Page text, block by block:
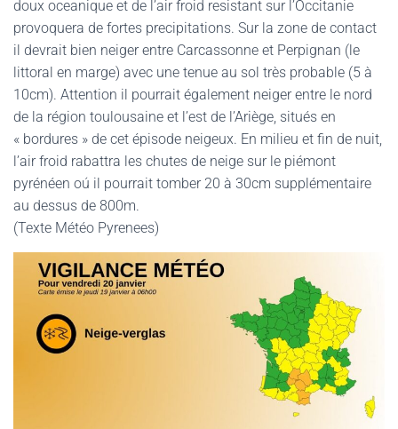
A
O
N
doux oceanique et de l’air froid resistant sur l’Occitanie
provoquera de fortes precipitations. Sur la zone de contact
il devrait bien neiger entre Carcassonne et Perpignan (le
littoral en marge) avec une tenue au sol très probable (5 à
10cm). Attention il pourrait également neiger entre le nord
de la région toulousaine et l’est de l’Ariège, situés en
« bordures » de cet épisode neigeux. En milieu et fin de nuit,
l’air froid rabattra les chutes de neige sur le piémont
pyrénéen oú il pourrait tomber 20 à 30cm supplémentaire
au dessus de 800m.
(Texte Météo Pyrenees)